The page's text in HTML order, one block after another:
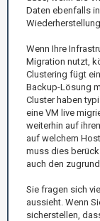
Daten ebenfalls
Wenn Ihre
Migration nutzt,
Clustering fügt
Backup-Lösung
Cluster haben
eine VM live
weiterhin auf
auf welchem
muss dies
auch den
Sie fragen sich
aussieht. Wenn
sicherstellen,